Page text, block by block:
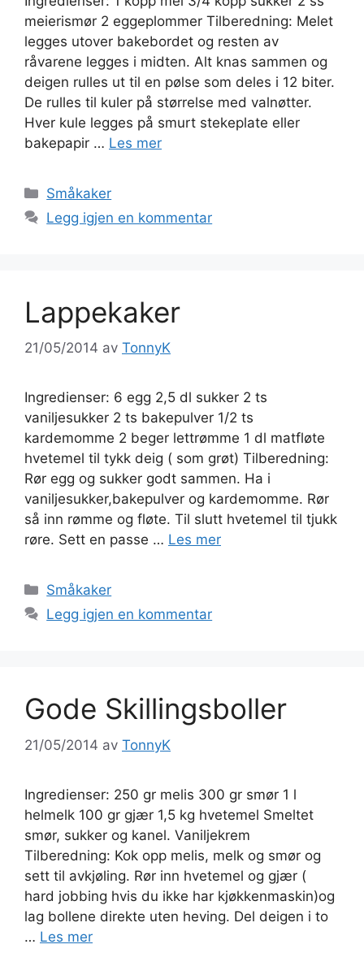
meierismør 2 eggeplommer Tilberedning: Melet
legges utover bakebordet og resten av
råvarene legges i midten. Alt knas sammen og
deigen rulles ut til en pølse som deles i 12 biter.
De rulles til kuler på størrelse med valnøtter.
Hver kule legges på smurt stekeplate eller
bakepapir … Les mer
Kategorier
Småkaker
Legg igjen en kommentar
Lappekaker
21/05/2014 av TonnyK
Ingredienser: 6 egg 2,5 dl sukker 2 ts
vaniljesukker 2 ts bakepulver 1/2 ts
kardemomme 2 beger lettrømme 1 dl matfløte
hvetemel til tykk deig ( som grøt) Tilberedning:
Rør egg og sukker godt sammen. Ha i
vaniljesukker,bakepulver og kardemomme. Rør
så inn rømme og fløte. Til slutt hvetemel til tjukk
røre. Sett en passe … Les mer
Kategorier
Småkaker
Legg igjen en kommentar
Gode Skillingsboller
21/05/2014 av TonnyK
Ingredienser: 250 gr melis 300 gr smør 1 l
helmelk 100 gr gjær 1,5 kg hvetemel Smeltet
smør, sukker og kanel. Vaniljekrem
Tilberedning: Kok opp melis, melk og smør og
sett til avkjøling. Rør inn hvetemel og gjær (
hard jobbing hvis du ikke har kjøkkenmaskin)og
lag bollene direkte uten heving. Del deigen i to
… Les mer